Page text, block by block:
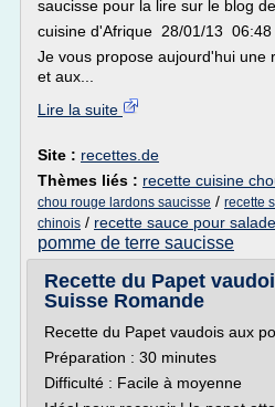
saucisse pour la lire sur le blog
cuisine d'Afrique 28/01/13 06:48
Je vous propose aujourd'hui une
et aux...
Lire la suite
Site : recettes.de
Thèmes liés : recette cuisine
chou rouge lardons saucisse / recette
chinois / recette sauce pour
pomme de terre saucisse
Recette du Papet
Suisse Romande
Recette du Papet vaudois aux
Préparation : 30 minutes
Difficulté : Facile à moyenne